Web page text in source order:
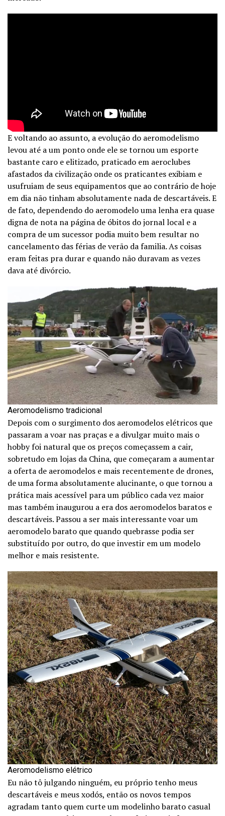
E voltando ao assunto, a evolução do aeromodelismo
levou até a um ponto onde ele se tornou um esporte
bastante caro e elitizado, praticado em aeroclubes
afastados da civilização onde os praticantes exibiam e
usufruiam de seus equipamentos que ao contrário de hoje
em dia não tinham absolutamente nada de descartáveis. E
de fato, dependendo do aeromodelo uma lenha era quase
digna de nota na página de óbitos do jornal local e a
compra de um sucessor podia muito bem resultar no
cancelamento das férias de verão da familia. As coisas
eram feitas pra durar e quando não duravam as vezes
dava até divórcio.
Aeromodelismo tradicional
Depois com o surgimento dos aeromodelos elétricos que
passaram a voar nas praças e a divulgar muito mais o
hobby foi natural que os preços começassem a cair,
sobretudo em lojas da China, que começaram a aumentar
a oferta de aeromodelos e mais recentemente de drones,
de uma forma absolutamente alucinante, o que tornou a
prática mais acessível para um público cada vez maior
mas também inaugurou a era dos aeromodelos baratos e
descartáveis. Passou a ser mais interessante voar um
aeromodelo barato que quando quebrasse podia ser
substituído por outro, do que investir em um modelo
melhor e mais resistente.
Aeromodelismo elétrico
Eu não tô julgando ninguém, eu próprio tenho meus
descartáveis e meus xodós, então os novos tempos
agradam tanto quem curte um modelinho barato casual